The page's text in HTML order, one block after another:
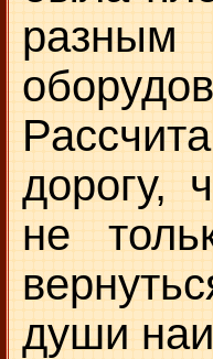
дорогу,
не
души